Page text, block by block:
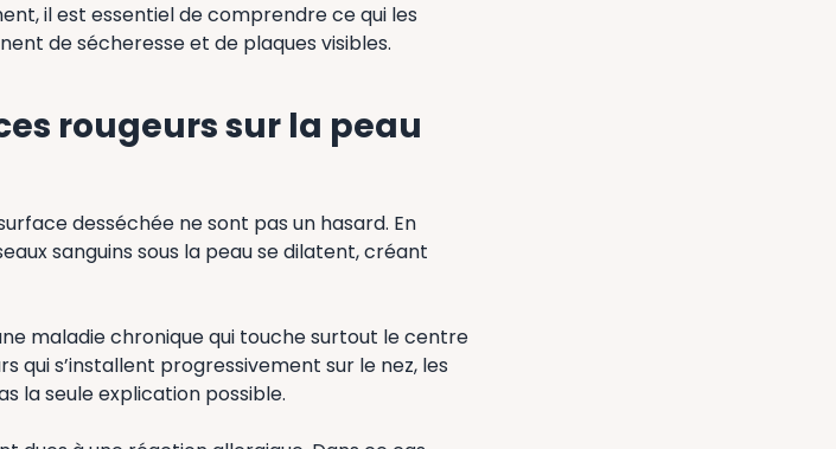
il est essentiel de comprendre ce qui les
de sécheresse et de plaques visibles.
rougeurs sur la peau
desséchée ne sont pas un hasard. En
sanguins sous la peau se dilatent, créant
maladie chronique qui touche surtout le centre
qui s’installent progressivement sur le nez, les
la seule explication possible.